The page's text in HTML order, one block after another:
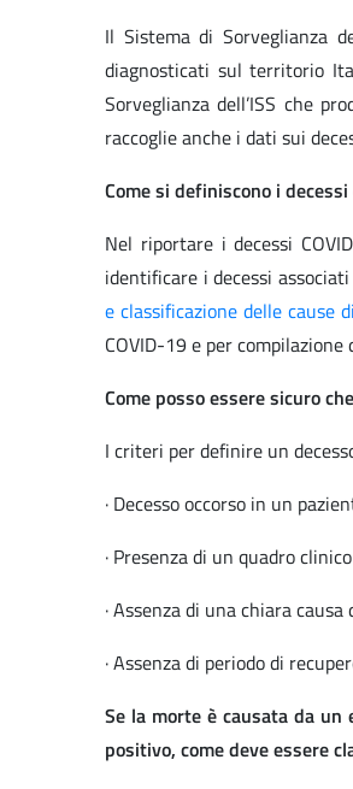
Il Sistema di Sorveglianza
diagnosticati sul territorio
Sorveglianza dell’ISS che
raccoglie anche i dati sui
Come si definiscono i
Nel riportare i decessi
identificare i decessi
e classificazione delle cause
COVID-19 e per
Come posso essere sicuro
I criteri per definire un
· Decesso occorso in un
· Presenza di un quadro
· Assenza di una chiara
· Assenza di periodo di
Se la morte è causata da
positivo, come deve essere